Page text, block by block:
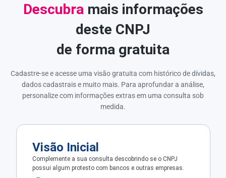
Descubra mais informações
deste CNPJ
de forma gratuita
Cadastre-se e acesse uma visão gratuita com histórico de dívidas,
dados cadastrais e muito mais. Para aprofundar a análise,
personalize com informações extras em uma consulta sob
medida.
Visão Inicial
Complemente a sua consulta descobrindo se o CNPJ
possui algum protesto com bancos e outras empresas.